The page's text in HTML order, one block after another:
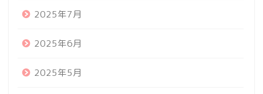
2025年7月
2025年6月
2025年5月